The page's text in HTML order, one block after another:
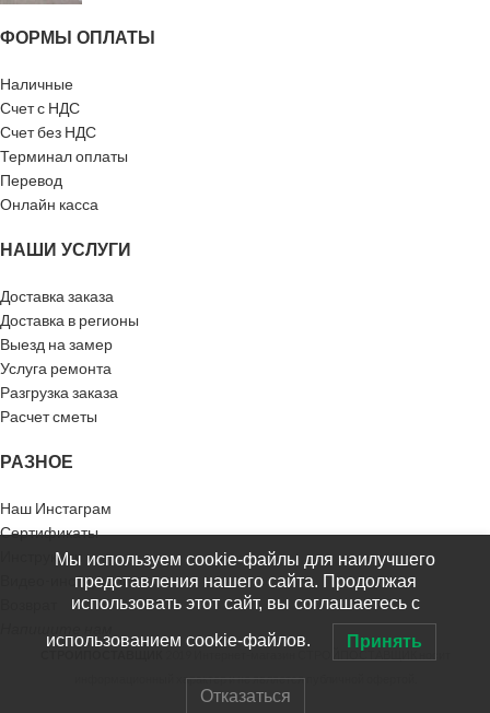
Страна-
ФОРМЫ ОПЛАТЫ
Наличные
Счет с НДС
Счет без НДС
Терминал оплаты
Перевод
Онлайн касса
НАШИ УСЛУГИ
Доставка заказа
Доставка в регионы
Выезд на замер
Услуга ремонта
Разгрузка заказа
Расчет сметы
РАЗНОЕ
Наш Инстаграм
Сертификаты
Инструкции
Видео-инструкции
2019 Интернет-магазин СТРОЙПОСТАВЩИК носит
информационный характер и не является публичной офертой.
Мы используем cookie-файлы для наилучшего
представления нашего сайта. Продолжая
использовать этот сайт, вы соглашаетесь с
использованием cookie-файлов. Принять
Отказаться